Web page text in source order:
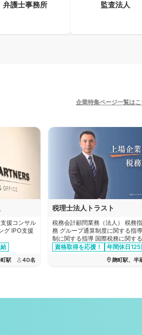
弁護士事務所 監査法人
企業特集ページ一覧はこ
援コンサル
グ IPO支援
駅 40名
税理士法人トラスト
税務会計顧問業務（法人） 税務指
務 グループ通算制度に関する指導
制に関する指導 国際税務に関する
見書の作成、税務DD業務他
資格取得を応援！
年間休日125
月間残業時間
麹町駅、半